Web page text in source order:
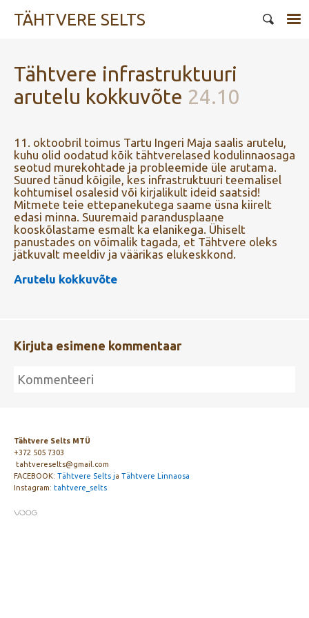
TÄHTVERE SELTS
Tähtvere infrastruktuuri
arutelu kokkuvõte 24.10
11. oktoobril toimus Tartu Ingeri Maja saalis arutelu,
kuhu olid oodatud kõik tähtverelased kodulinnaosaga
seotud murekohtade ja probleemide üle arutama.
Suured tänud kõigile, kes infrastruktuuri teemalisel
kohtumisel osalesid või kirjalikult ideid saatsid!
Mitmete teie ettepanekutega saame üsna kiirelt
edasi minna. Suuremaid parandusplaane
kooskõlastame esmalt ka elanikega. Ühiselt
panustades on võimalik tagada, et Tähtvere oleks
jätkuvalt meeldiv ja väärikas elukeskkond.
Arutelu kokkuvõte
Kirjuta esimene kommentaar
Tähtvere Selts MTÜ
+372 505 7303
tahtvereselts@gmail.com
FACEBOOK: Tähtvere Selts ja Tähtvere Linnaosa
Instagram: tahtvere_selts